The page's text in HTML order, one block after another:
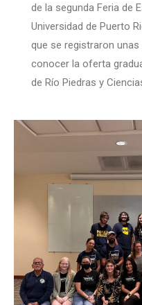
de la segunda Feria de
Universidad de Puerto
que se registraron
conocer la oferta
de Río Piedras y